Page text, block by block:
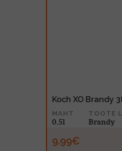
Koch XO Brandy
MAHT
0.5l
TOOTE
Brandy
9.99€